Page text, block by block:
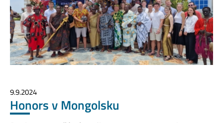
9.9.2024
Honors v Mongolsku